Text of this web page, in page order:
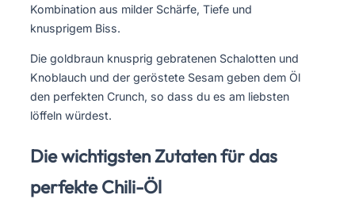
Kombination aus milder Schärfe, Tiefe und
knusprigem Biss.
Die goldbraun knusprig gebratenen Schalotten und
Knoblauch und der geröstete Sesam geben dem Öl
den perfekten Crunch, so dass du es am liebsten
löffeln würdest.
Die wichtigsten Zutaten für das
perfekte Chili-Öl